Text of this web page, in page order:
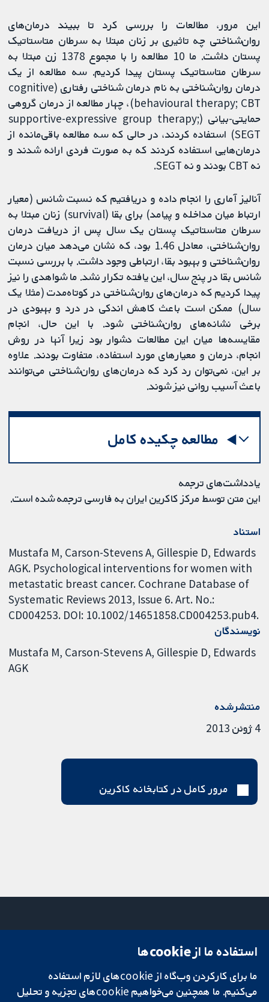
این مرور، مطالعات را بررسی کرد تا ببیند درمان‌های
روان‌شناختی چه تاثیری بر زنان مبتلا به سرطان متاستاتیک
پستان داشت. ما 10 مطالعه را با مجموع 1378 زن مبتلا به
سرطان متاستاتیک پستان پیدا کردیم. سه مطالعه از یک
درمان روان‌شناختی به نام درمان شناختی رفتاری (cognitive
behavioural therapy; CBT)، چهار مطالعه از درمان گروهی
حمایتی-بیانی (supportive-expressive group therapy;
SEGT) استفاده کردند، در حالی که سه مطالعه باقی‌مانده از
درمان‌هایی استفاده کردند که به صورت فردی ارائه شدند و
نه CBT بودند و نه SEGT.
آنالیز آماری را انجام داده و دریافتیم که نسبت شانس (معیار
ارتباط میان مداخله و پیامد) برای بقا (survival) زنان مبتلا به
سرطان متاستاتیک پستان یک سال پس از دریافت درمان
روان‌شناختی، معادل 1.46 بود، که نشان می‌دهد میان درمان
روان‌شناختی و بهبود بقا، ارتباطی وجود داشت. با بررسی نسبت
شانس بقا در پنج سال، این یافته تکرار نشد. ما شواهدی را نیز
پیدا کردیم که درمان‌های روان‌شناختی در کوتاه‌مدت (مثلا یک
سال) ممکن است باعث کاهش اندکی در درد و بهبودی در
برخی نشانه‌های روان‌شناختی شود. با این حال، انجام
مقایسه‌ها میان این مطالعات دشوار بود زیرا آنها در روش
انجام، درمان و معیارهای مورد استفاده، متفاوت بودند. علاوه
بر این، نمی‌توان رد کرد که درمان‌های روان‌شناختی می‌توانند
باعث آسیب روانی نیز شوند.
مطالعه چکیده کامل
یادداشت‌های ترجمه
این متن توسط مرکز کاکرین ایران به فارسی ترجمه شده است.
استناد
Mustafa M, Carson-Stevens A, Gillespie D, Edwards
AGK. Psychological interventions for women with
metastatic breast cancer. Cochrane Database of
Systematic Reviews 2013, Issue 6. Art. No.:
CD004253. DOI: 10.1002/14651858.CD004253.pub4.
نویسندگان
Mustafa M Carson-Stevens A Gillespie D Edwards
AGK
منتشرشده
4 ژوئن 2013
مرور کامل در کتابخانه کاکرین
تحقیقات قابل
اعتماد.
میدان کاوندیش
لندن
W1G 0AN
دفتر رسانه‌ای
درباره ما
استفاده ما از cookie‌ها
ما برای کارکردن وب‌گاه از cookie‌های لازم استفاده
می‌کنیم. ما همچنین می‌خواهیم cookie‌های تجزیه و تحلیل